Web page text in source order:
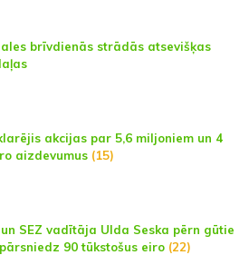
brīvdienās strādās atsevišķas
akcijas par 5,6 miljoniem un 4
aizdevumus (15)
SEZ vadītāja Ulda Seska pērn gūtie
90 tūkstošus eiro (22)